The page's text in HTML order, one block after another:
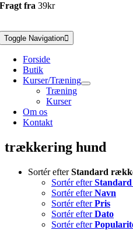
Fragt fra39kr
Toggle Navigation
Forside
Butik
Kurser/Træning
Træning
Kurser
Om os
Kontakt
trækkering hund
Sortér efterStandard
Sortér efter
Sortér efterNavn
Sortér efterPris
Sortér efterDato
Sortér efter